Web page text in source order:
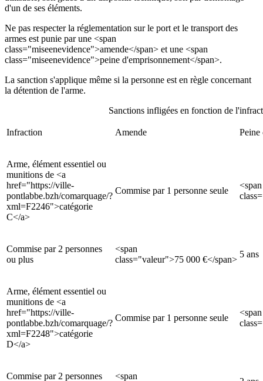
d'un de ses éléments.
Ne pas respecter la réglementation sur le port et le transport des
armes est punie par une <span
class="miseenevidence">amende</span> et une <span
class="miseenevidence">peine d'emprisonnement</span>.
La sanction s'applique même si la personne est en règle concernant
la détention de l'arme.
Sanctions infligées en fonction de
Infraction Amende Peine
Arme, élément essentiel ou
munitions de <a
href="https://ville-
pontlabbe.bzh/comarquage/?
xml=F2246">catégorie
C</a>
Commise par 1 personne seule
<span
Commise par 2 personnes
ou plus
<span
class="valeur">75 000 €</span>
5 ans
Arme, élément essentiel ou
munitions de <a
href="https://ville-
pontlabbe.bzh/comarquage/?
xml=F2248">catégorie
D</a>
Commise par 1 personne seule
<span
Commise par 2 personnes
<span